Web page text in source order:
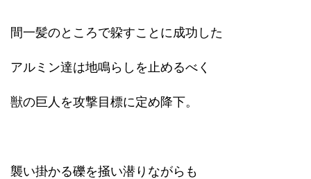
間一髪のところで躱すことに成功した
アルミン達は地鳴らしを止めるべく
獣の巨人を攻撃目標に定め降下。
襲い掛かる礫を掻い潜りながらも